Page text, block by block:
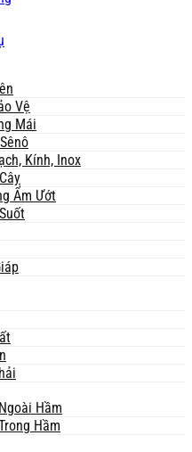
Vệ
Mái
Kính, Inox
Ẩm Ướt
Hầm
Hầm